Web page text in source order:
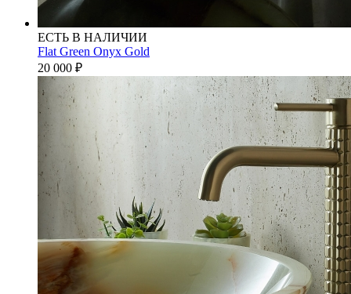
ЕСТЬ В НАЛИЧИИ
Flat Green Onyx Gold
20 000 ₽